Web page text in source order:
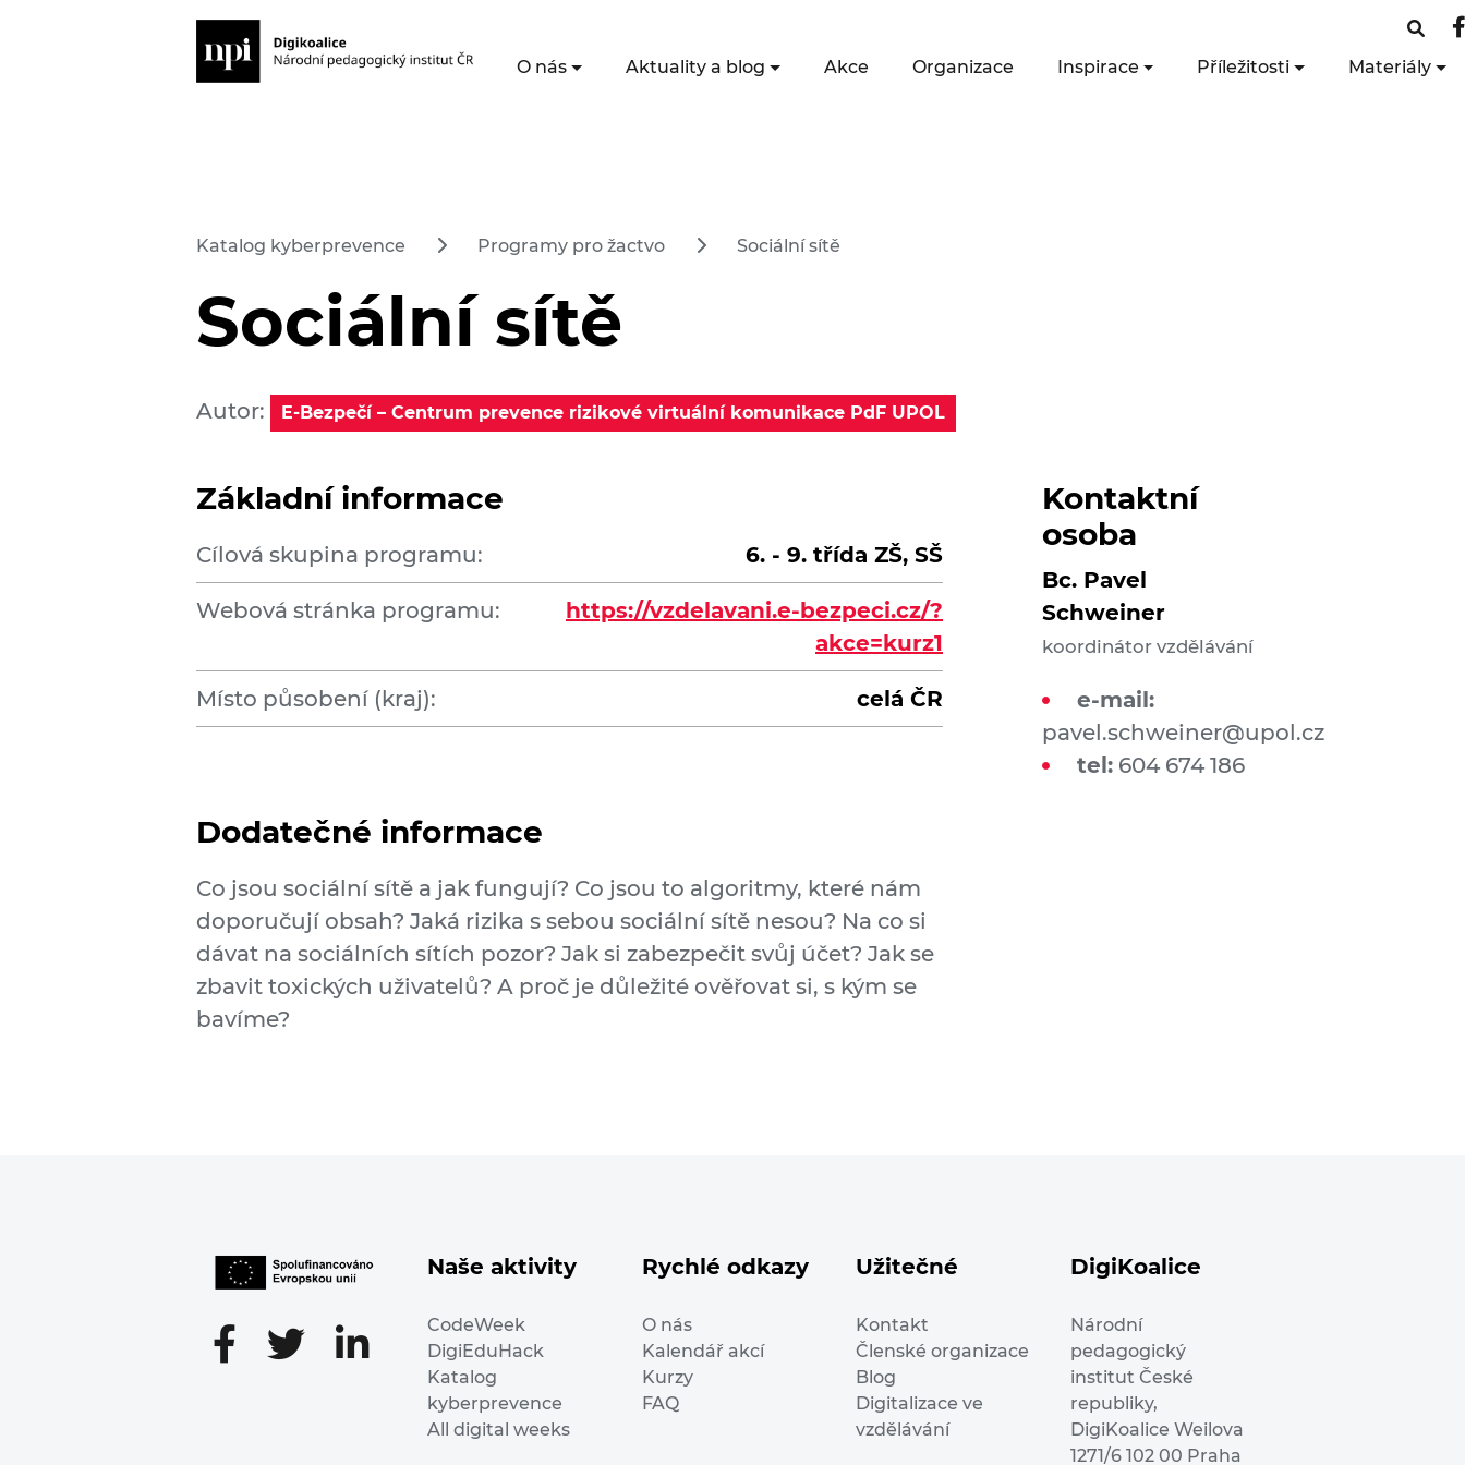
O nás Aktuality a blog Akce Organizace Inspirace Příležitosti Materiály
Katalog kyberprevence Programy pro žactvo Sociální sítě
Sociální sítě
Autor: E-Bezpečí – Centrum prevence rizikové virtuální komunikace PdF UPOL
Základní informace
Cílová skupina programu: 6. - 9. třída ZŠ, SŠ
Webová stránka programu:
https://vzdelavani.e-bezpeci.cz/?
akce=kurz1
Místo působení (kraj): celá ČR
Dodatečné informace
Co jsou sociální sítě a jak fungují? Co jsou to algoritmy, které nám
doporučují obsah? Jaká rizika s sebou sociální sítě nesou? Na co si
dávat na sociálních sítích pozor? Jak si zabezpečit svůj účet? Jak se
zbavit toxických uživatelů? A proč je důležité ověřovat si, s kým se
bavíme?
Kontaktní
osoba
Bc. Pavel
Schweiner
koordinátor vzdělávání
e-mail:
pavel.schweiner@upol.cz
tel: 604 674 186
Naše aktivity
CodeWeek
DigiEduHack
Katalog
kyberprevence
All digital weeks
Rychlé odkazy
O nás
Kalendář akcí
Kurzy
FAQ
Užitečné
Kontakt
Členské organizace
Blog
Digitalizace ve
vzdělávání
DigiKoalice
Národní
pedagogický
institut České
republiky,
DigiKoalice Weilova
1271/6 102 00 Praha